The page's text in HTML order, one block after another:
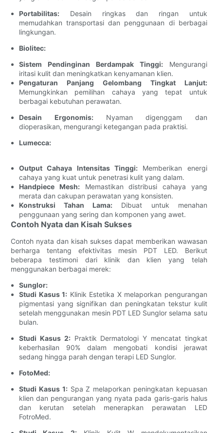
Portabilitas: Desain ringkas dan ringan untuk
memudahkan transportasi dan penggunaan di berbagai
lingkungan.
Biolitec:
Sistem Pendinginan Berdampak Tinggi:Mengurangi
iritasi kulit dan meningkatkan kenyamanan klien.
Pengaturan Panjang Gelombang Tingkat Lanjut:
Memungkinkan pemilihan cahaya yang tepat untuk
berbagai kebutuhan perawatan.
Desain Ergonomis:Nyaman digenggam dan
dioperasikan, mengurangi ketegangan pada praktisi.
Lumecca:
Output Cahaya Intensitas Tinggi: Memberikan energi
cahaya yang kuat untuk penetrasi kulit yang dalam.
Handpiece Mesh:Memastikan distribusi cahaya yang
merata dan cakupan perawatan yang konsisten.
Konstruksi Tahan Lama: Dibuat untuk menahan
penggunaan yang sering dan komponen yang awet.
Contoh Nyata dan Kisah Sukses
Contoh nyata dan kisah sukses dapat memberikan wawasan
berharga tentang efektivitas mesin PDT LED. Berikut
beberapa testimoni dari klinik dan klien yang telah
menggunakan berbagai merek:
Sunglor:
Studi Kasus 1: Klinik Estetika X melaporkan pengurangan
pigmentasi yang signifikan dan peningkatan tekstur kulit
setelah menggunakan mesin PDT LED Sunglor selama satu
bulan.
Studi Kasus 2:Praktik Dermatologi Y mencatat tingkat
keberhasilan 90% dalam mengobati kondisi jerawat
sedang hingga parah dengan terapi LED Sunglor.
FotoMed:
Studi Kasus 1:Spa Z melaporkan peningkatan kepuasan
klien dan pengurangan yang nyata pada garis-garis halus
dan kerutan setelah menerapkan perawatan LED
FotroMed.